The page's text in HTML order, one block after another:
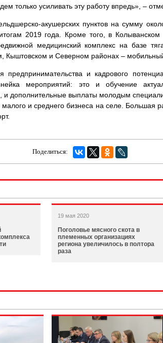
только усиливать эту работу впредь», –
акушерских пунктов на сумму
2019 года. Кроме того, в
медицинский комплекс на базе
Кыштовском и Северном районах –
предпринимательства и кадрового
мероприятий: это и обучение
и дополнительные выплаты молодым
и среднего бизнеса на селе. Большая
Поделиться:
19 мая 2020
Поголовье мясного скота в
племенных организациях
региона увеличилось в полтора
раза